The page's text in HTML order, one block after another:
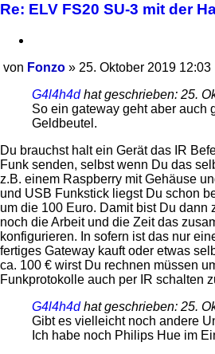
Re: ELV FS20 SU-3 mit der
von Fonzo » 25. Oktober 2019 12:03
G4l4h4dhat geschrieben: 25.
So ein gateway geht aber auch
Geldbeutel.
Du brauchst halt ein Gerät das IR
Funk senden, selbst wenn Du das
z.B. einem Raspberry mit Gehäuse
und USB Funkstick liegst Du schon
um die 100 Euro. Damit bist Du dann
noch die Arbeit und die Zeit das
konfigurieren. In sofern ist das nur
fertiges Gateway kauft oder etwas
ca. 100 € wirst Du rechnen müssen
Funkprotokolle auch per IR schalten
G4l4h4dhat geschrieben: 25.
Gibt es vielleicht noch andere
Ich habe noch Philips Hue im